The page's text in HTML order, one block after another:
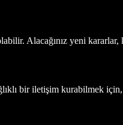
Alacağınız yeni kararlar,
bir iletişim kurabilmek